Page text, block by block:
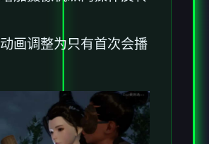
画调整为只有首次会播